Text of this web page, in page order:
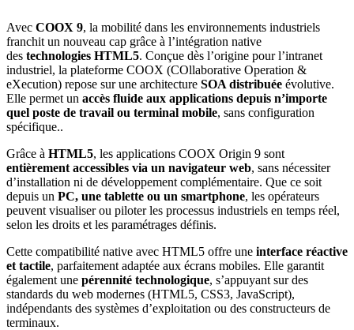
Avec COOX 9, la mobilité dans les environnements industriels
franchit un nouveau cap grâce à l’intégration native
des technologies HTML5. Conçue dès l’origine pour l’intranet
industriel, la plateforme COOX (COllaborative Operation &
eXecution) repose sur une architecture SOA distribuée évolutive.
Elle permet un accès fluide aux applications depuis n’importe
quel poste de travail ou terminal mobile, sans configuration
spécifique..
Grâce à HTML5, les applications COOX Origin 9 sont
entièrement accessibles via un navigateur web, sans nécessiter
d’installation ni de développement complémentaire. Que ce soit
depuis un PC, une tablette ou un smartphone, les opérateurs
peuvent visualiser ou piloter les processus industriels en temps réel,
selon les droits et les paramétrages définis.
Cette compatibilité native avec HTML5 offre une interface réactive
et tactile, parfaitement adaptée aux écrans mobiles. Elle garantit
également une pérennité technologique, s’appuyant sur des
standards du web modernes (HTML5, CSS3, JavaScript),
indépendants des systèmes d’exploitation ou des constructeurs de
terminaux.